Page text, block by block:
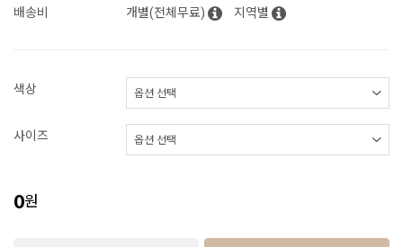
배송비
개별(전체무료) 지역별
색상
사이즈
0원